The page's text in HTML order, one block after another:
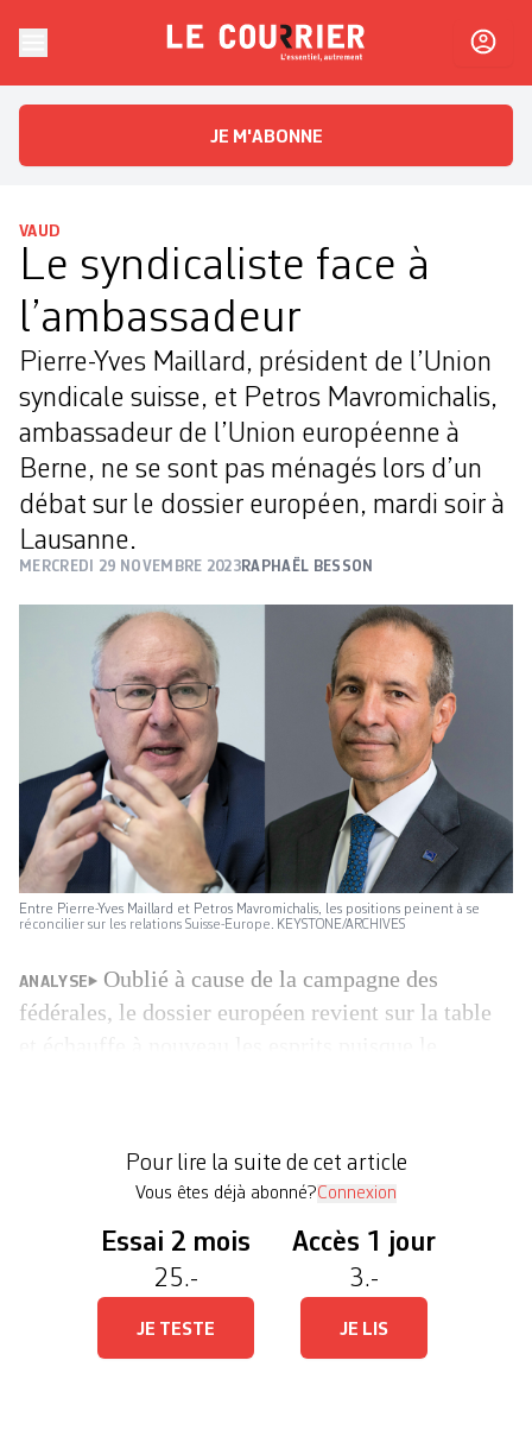
Le CourrierL'essentiel, autrement
JE M'ABONNE
VAUD
Le syndicaliste face à
l’ambassadeur
Pierre-Yves Maillard, président de l’Union
syndicale suisse, et Petros Mavromichalis,
ambassadeur de l’Union européenne à
Berne, ne se sont pas ménagés lors d’un
débat sur le dossier européen, mardi soir à
Lausanne.
MERCREDI 29 NOVEMBRE 2023RAPHAËL BESSON
Entre Pierre-Yves Maillard et Petros Mavromichalis, les positions peinent à se
réconcilier sur les relations Suisse-Europe. KEYSTONE/ARCHIVES
ANALYSE
Oublié à cause de la campagne des
fédérales, le dossier européen revient sur la table
Pour les optimistes, rien de plus normal […]
Pour lire la suite de cet article
Vous êtes déjà abonné?Connexion
Essai 2 mois
25.-
JE TESTE
Accès 1 jour
3.-
JE LIS